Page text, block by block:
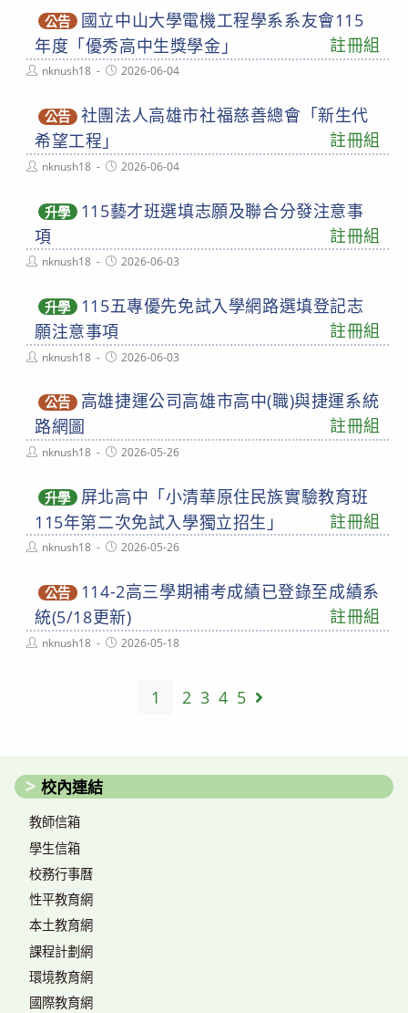
公告
國立中山大學電機工程學系系友會115
年度「優秀高中生獎學金」
註冊組
Postnknush18
Post2026-06-04
公告 社團法人高雄市社福慈善總會「新生代
希望工程」
註冊組
Postnknush18
Post2026-06-04
升學
115藝才班選填志願及聯合分發注意事
項
註冊組
Postnknush18
Post2026-06-03
升學
115五專優先免試入學網路選填登記志
願注意事項
註冊組
Postnknush18
Post2026-06-03
公告
高雄捷運公司高雄市高中(職)與捷運系統
路網圖
註冊組
Postnknush18
Post2026-05-26
升學
屏北高中「小清華原住民族實驗教育班
115年第二次免試入學獨立招生」
註冊組
Postnknush18
Post2026-05-26
公告
114-2高三學期補考成績已登錄至成績系
統(5/18更新)
註冊組
Postnknush18
Post2026-05-18
1 2 3 4 5 Go to the next page
校內連結
教師信箱
學生信箱
校務行事曆
性平教育網
本土教育網
課程計劃網
環境教育網
國際教育網